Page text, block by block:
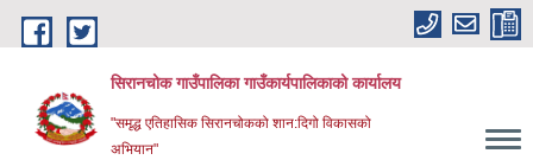
Skip to main content
सिरानचोक गाउँपालिका गाउँकार्यपालिकाको कार्यालय
"समृद्ध एतिहासिक सिरानचोकको शान:दिगो विकासको
अभियान"